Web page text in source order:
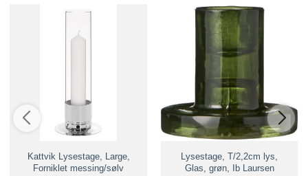
Kattvik Lysestage, Large,
Forniklet messing/sølv
Lysestage, T/2,2cm lys,
Glas, grøn, Ib Laursen